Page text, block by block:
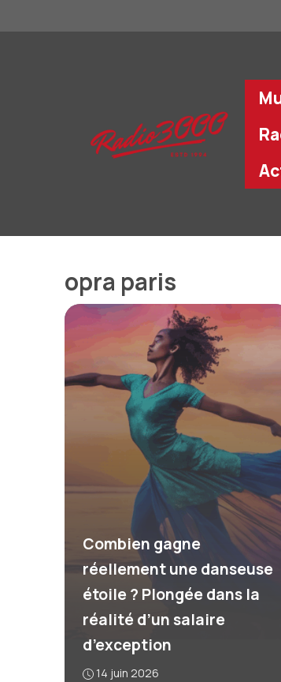
au
opra paris
Combien gagne
réellement une danseuse
étoile ? Plongée dans la
réalité d’un salaire
d’exception
14 juin 2026